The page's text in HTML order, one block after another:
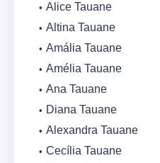
Alice Tauane
Altina Tauane
Amália Tauane
Amélia Tauane
Ana Tauane
Diana Tauane
Alexandra Tauane
Cecília Tauane